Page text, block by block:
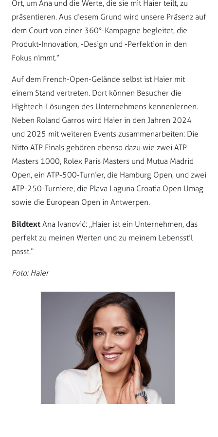
Ort, um Ana und die Werte, die sie mit Haier teilt, zu
präsentieren. Aus diesem Grund wird unsere Präsenz auf
dem Court von einer 360°-Kampagne begleitet, die
Produkt-Innovation, -Design und -Perfektion in den
Fokus nimmt.“
Auf dem French-Open-Gelände selbst ist Haier mit
einem Stand vertreten. Dort können Besucher die
Hightech-Lösungen des Unternehmens kennenlernen.
Neben Roland Garros wird Haier in den Jahren 2024
und 2025 mit weiteren Events zusammenarbeiten: Die
Nitto ATP Finals gehören ebenso dazu wie zwei ATP
Masters 1000, Rolex Paris Masters und Mutua Madrid
Open, ein ATP-500-Turnier, die Hamburg Open, und zwei
ATP-250-Turniere, die Plava Laguna Croatia Open Umag
sowie die European Open in Antwerpen.
Bildtext Ana Ivanović: „Haier ist ein Unternehmen, das
perfekt zu meinen Werten und zu meinem Lebensstil
passt.“
Foto: Haier